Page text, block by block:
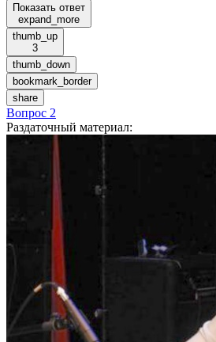
Показать ответ
expand_more
thumb_up
3
thumb_down
bookmark_border
share
Вопрос 2
Раздаточный материал: